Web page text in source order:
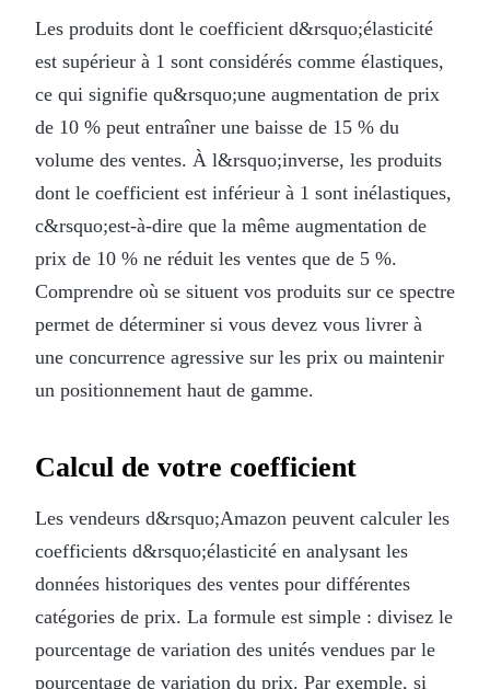
Les produits dont le coefficient d&rsquo;élasticité
est supérieur à 1 sont considérés comme élastiques,
ce qui signifie qu&rsquo;une augmentation de prix
de 10 % peut entraîner une baisse de 15 % du
volume des ventes. À l&rsquo;inverse, les produits
dont le coefficient est inférieur à 1 sont inélastiques,
c&rsquo;est-à-dire que la même augmentation de
prix de 10 % ne réduit les ventes que de 5 %.
Comprendre où se situent vos produits sur ce spectre
permet de déterminer si vous devez vous livrer à
une concurrence agressive sur les prix ou maintenir
un positionnement haut de gamme.
Calcul de votre coefficient
Les vendeurs d&rsquo;Amazon peuvent calculer les
coefficients d&rsquo;élasticité en analysant les
données historiques des ventes pour différentes
catégories de prix. La formule est simple : divisez le
pourcentage de variation des unités vendues par le
pourcentage de variation du prix. Par exemple, si